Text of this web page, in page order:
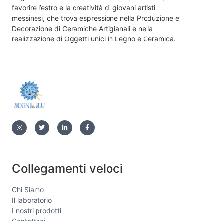
favorire l’estro e la creatività di giovani artisti
messinesi, che trova espressione nella Produzione e
Decorazione di Ceramiche Artigianali e nella
realizzazione di Oggetti unici in Legno e Ceramica.
Collegamenti veloci
Chi Siamo
Il laboratorio
I nostri prodotti